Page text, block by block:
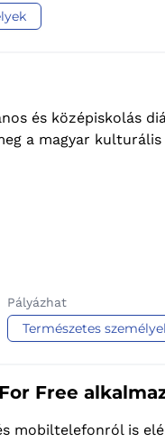
és középiskolás
a magyar kulturális
Pályázhat
Természetes
Free
mobiltelefonról is